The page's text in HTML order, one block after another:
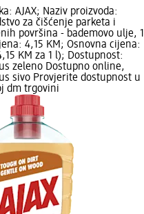
AJAX; Naziv proizvoda:
za čišćenje parketa i
površina - bademovo ulje, 1
4,15 KM; Osnovna cijena:
KM za 1 l); Dostupnost:
zeleno Dostupno online,
sivo Provjerite dostupnost u
dm trgovini